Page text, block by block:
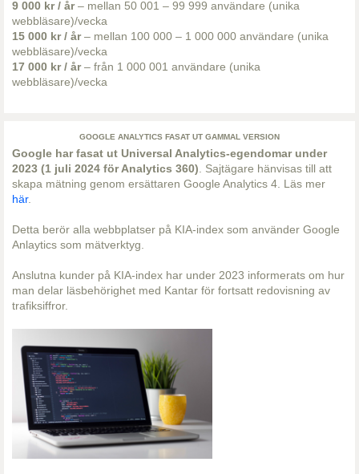
9 000 kr / år– mellan 50 001 – 99 999 användare (unika
webbläsare)/vecka
15 000 kr / år– mellan 100 000 – 1 000 000 användare (unika
webbläsare)/vecka
17 000 kr / år– från 1 000 001 användare (unika
webbläsare)/vecka
GOOGLE ANALYTICS FASAT UT GAMMAL VERSION
Google har fasat ut Universal Analytics-egendomar under
2023 (1 juli 2024 för Analytics 360) . Sajtägare hänvisas till att
skapa mätning genom ersättaren Google Analytics 4. Läs mer
här.
Detta berör alla webbplatser på KIA-index som använder Google
Anlaytics som mätverktyg.
Anslutna kunder på KIA-index har under 2023 informerats om hur
man delar läsbehörighet med Kantar för fortsatt redovisning av
trafiksiffror.